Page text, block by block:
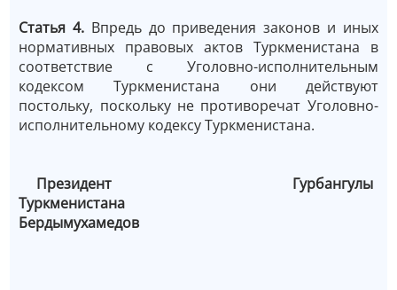
Статья 4. Впредь до приведения законов и иных
нормативных правовых актов Туркменистана в
соответствие с Уголовно-исполнительным
кодексом Туркменистана они действуют
постольку, поскольку не противоречат Уголовно-
исполнительному кодексу Туркменистана.
Президент Гурбангулы
Туркменистана
Бердымухамедов